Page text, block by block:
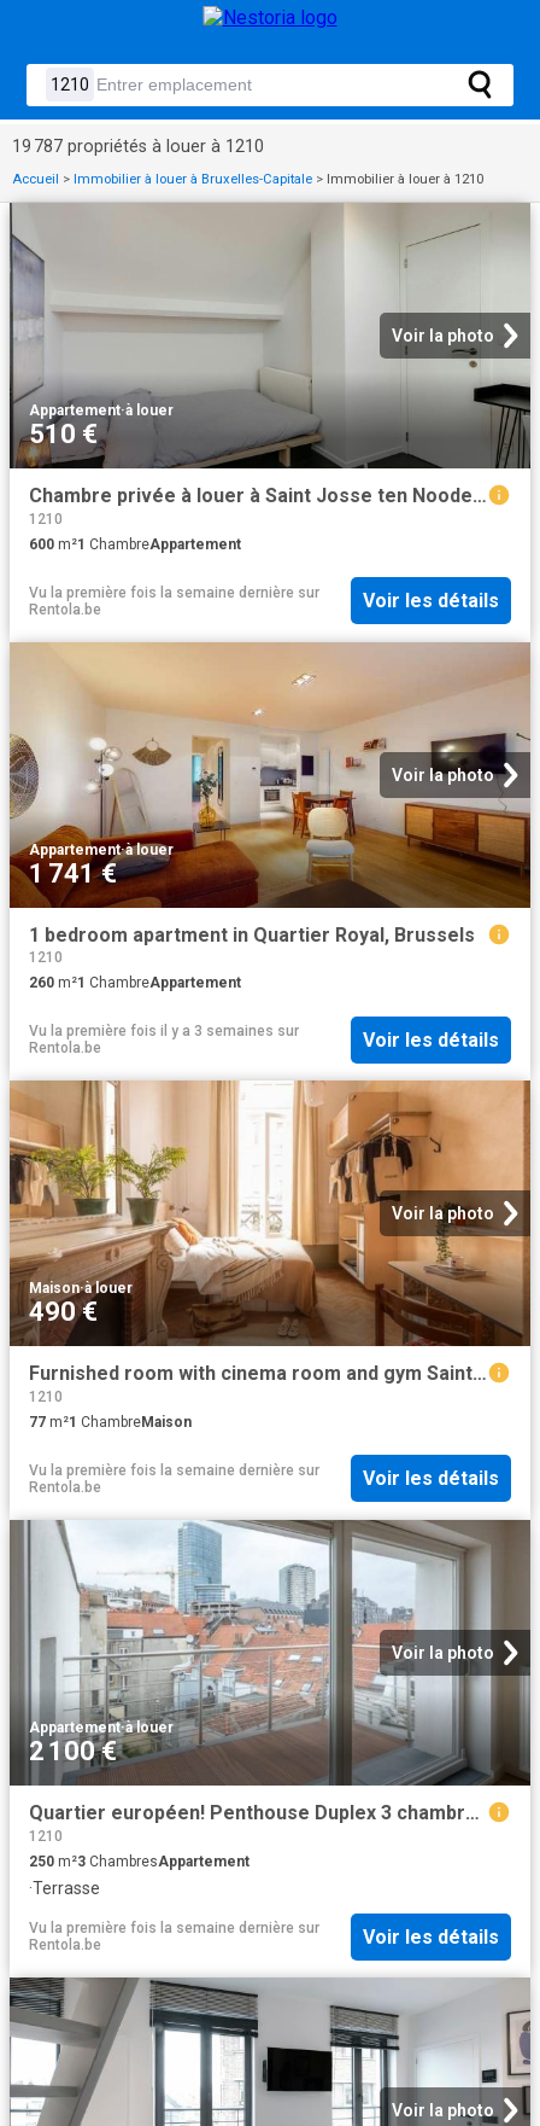
19 787 propriétés à louer à 1210
Accueil > Immobilier à louer à Bruxelles-Capitale > Immobilier à louer à 1210
Voir la photo
Appartement·à louer
510 €
Chambre privée à louer à Saint Josse ten Noode, Rue du Méridien
1210
600 m²1 ChambreAppartement
Vu la première fois la semaine dernière sur
Rentola.be
Voir les détails
Voir la photo
Appartement·à louer
1 741 €
1 bedroom apartment in Quartier Royal, Brussels
1210
260 m²1 ChambreAppartement
Vu la première fois il y a 3 semaines sur
Rentola.be
Voir les détails
Voir la photo
Maison·à louer
490 €
Furnished room with cinema room and gym Saint Josse
1210
77 m²1 ChambreMaison
Vu la première fois la semaine dernière sur
Rentola.be
Voir les détails
Voir la photo
Appartement·à louer
2 100 €
Quartier européen! Penthouse Duplex 3 chambres avec 2 Terras
1210
250 m²3 ChambresAppartement
·Terrasse
Vu la première fois la semaine dernière sur
Rentola.be
Voir les détails
Voir la photo